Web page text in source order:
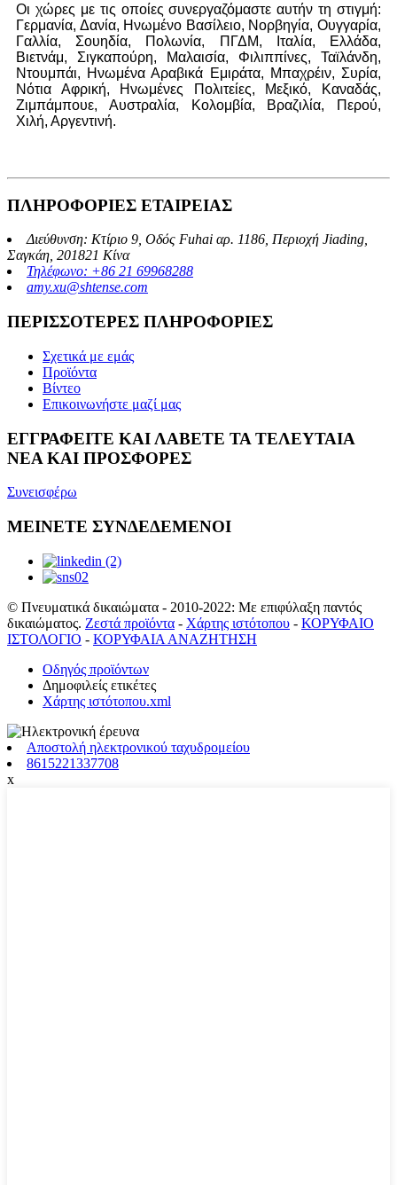
Οι χώρες με τις οποίες συνεργαζόμαστε αυτήν τη στιγμή:
Γερμανία, Δανία, Ηνωμένο Βασίλειο, Νορβηγία, Ουγγαρία,
Γαλλία, Σουηδία, Πολωνία, ΠΓΔΜ, Ιταλία, Ελλάδα,
Βιετνάμ, Σιγκαπούρη, Μαλαισία, Φιλιππίνες, Ταϊλάνδη,
Ντουμπάι, Ηνωμένα Αραβικά Εμιράτα, Μπαχρέιν, Συρία,
Νότια Αφρική, Ηνωμένες Πολιτείες, Μεξικό, Καναδάς,
Ζιμπάμπουε, Αυστραλία, Κολομβία, Βραζιλία, Περού,
Χιλή, Αργεντινή.
ΠΛΗΡΟΦΟΡΙΕΣ ΕΤΑΙΡΕΙΑΣ
Διεύθυνση: Κτίριο 9, Οδός Fuhai αρ. 1186, Περιοχή Jiading,
Σαγκάη, 201821 Κίνα
Τηλέφωνο: +86 21 69968288
amy.xu@shtense.com
ΠΕΡΙΣΣΟΤΕΡΕΣ ΠΛΗΡΟΦΟΡΙΕΣ
Σχετικά με εμάς
Προϊόντα
Βίντεο
Επικοινωνήστε μαζί μας
ΕΓΓΡΑΦΕΙΤΕ ΚΑΙ ΛΑΒΕΤΕ ΤΑ ΤΕΛΕΥΤΑΙΑ
ΝΕΑ ΚΑΙ ΠΡΟΣΦΟΡΕΣ
Συνεισφέρω
ΜΕΙΝΕΤΕ ΣΥΝΔΕΔΕΜΕΝΟΙ
© Πνευματικά δικαιώματα - 2010-2022: Με επιφύλαξη παντός
δικαιώματος. Ζεστά προϊόντα - Χάρτης ιστότοπου - ΚΟΡΥΦΑΙΟ
ΙΣΤΟΛΟΓΙΟ - ΚΟΡΥΦΑΙΑ ΑΝΑΖΗΤΗΣΗ
Οδηγός προϊόντων
Δημοφιλείς ετικέτες
Χάρτης ιστότοπου.xml
Αποστολή ηλεκτρονικού ταχυδρομείου
8615221337708
x